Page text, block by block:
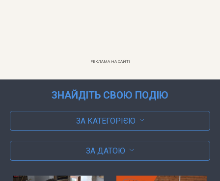
РЕКЛАМА НА САЙТІ
ЗНАЙДІТЬ СВОЮ ПОДІЮ
ЗА КАТЕГОРІЄЮ
ЗА ДАТОЮ